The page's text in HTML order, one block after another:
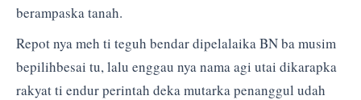
berampaska tanah.
Repot nya meh ti teguh bendar dipelalaika BN ba musim
bepilihbesai tu, lalu enggau nya nama agi utai dikarapka
rakyat ti endur perintah deka mutarka penanggul udah